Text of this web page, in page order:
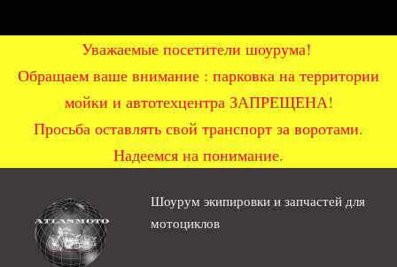
Уважаемые посетители шоурума!
Обращаем ваше внимание : парковка на территории
мойки и автотехцентра ЗАПРЕЩЕНА!
Просьба оставлять свой транспорт за воротами.
Надеемся на понимание.
Шоурум экипировки и запчастей для
мотоциклов